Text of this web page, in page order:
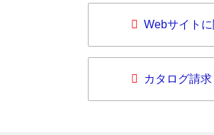
Webサイト
カタログ請求